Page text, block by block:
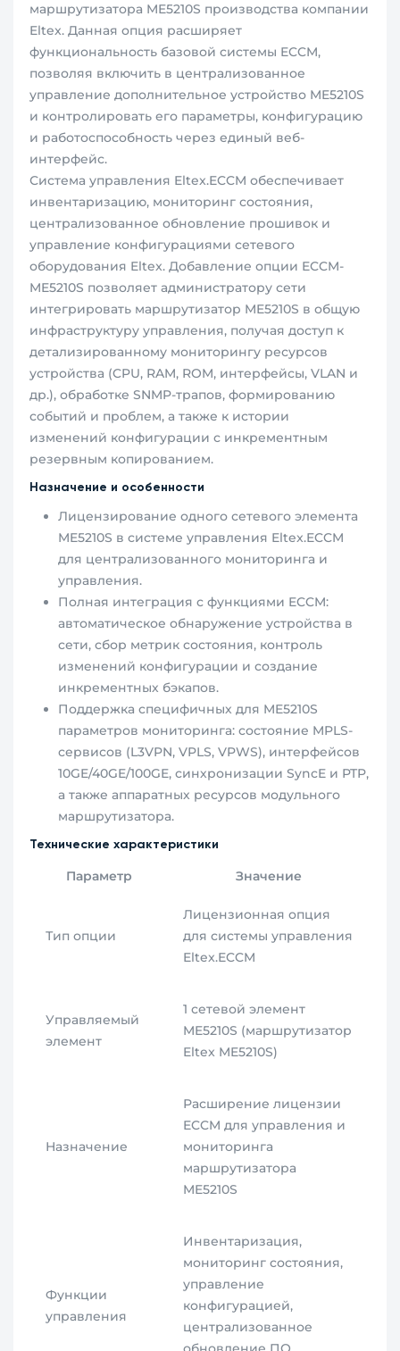
маршрутизатора ME5210S производства компании
Eltex. Данная опция расширяет
функциональность базовой системы ECCM,
позволяя включить в централизованное
управление дополнительное устройство ME5210S
и контролировать его параметры, конфигурацию
и работоспособность через единый веб-
интерфейс.
Система управления Eltex.ECCM обеспечивает
инвентаризацию, мониторинг состояния,
централизованное обновление прошивок и
управление конфигурациями сетевого
оборудования Eltex. Добавление опции ECCM-
ME5210S позволяет администратору сети
интегрировать маршрутизатор ME5210S в общую
инфраструктуру управления, получая доступ к
детализированному мониторингу ресурсов
устройства (CPU, RAM, ROM, интерфейсы, VLAN и
др.), обработке SNMP-трапов, формированию
событий и проблем, а также к истории
изменений конфигурации с инкрементным
резервным копированием.
Назначение и особенности
Лицензирование одного сетевого элемента
ME5210S в системе управления Eltex.ECCM
для централизованного мониторинга и
управления.
Полная интеграция с функциями ECCM:
автоматическое обнаружение устройства в
сети, сбор метрик состояния, контроль
изменений конфигурации и создание
инкрементных бэкапов.
Поддержка специфичных для ME5210S
параметров мониторинга: состояние MPLS-
сервисов (L3VPN, VPLS, VPWS), интерфейсов
10GE/40GE/100GE, синхронизации SyncE и PTP,
а также аппаратных ресурсов модульного
маршрутизатора.
Технические характеристики
Параметр Значение
Тип опции
Лицензионная опция
для системы управления
Eltex.ECCM
Управляемый
элемент
1 сетевой элемент
ME5210S (маршрутизатор
Eltex ME5210S)
Назначение
Расширение лицензии
ECCM для управления и
мониторинга
маршрутизатора
ME5210S
Функции
управления
Инвентаризация,
мониторинг состояния,
управление
конфигурацией,
централизованное